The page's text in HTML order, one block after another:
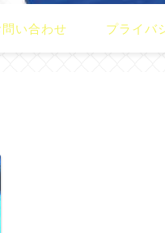
問い合わせ プライバ